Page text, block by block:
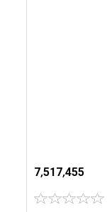
7٬517٬455